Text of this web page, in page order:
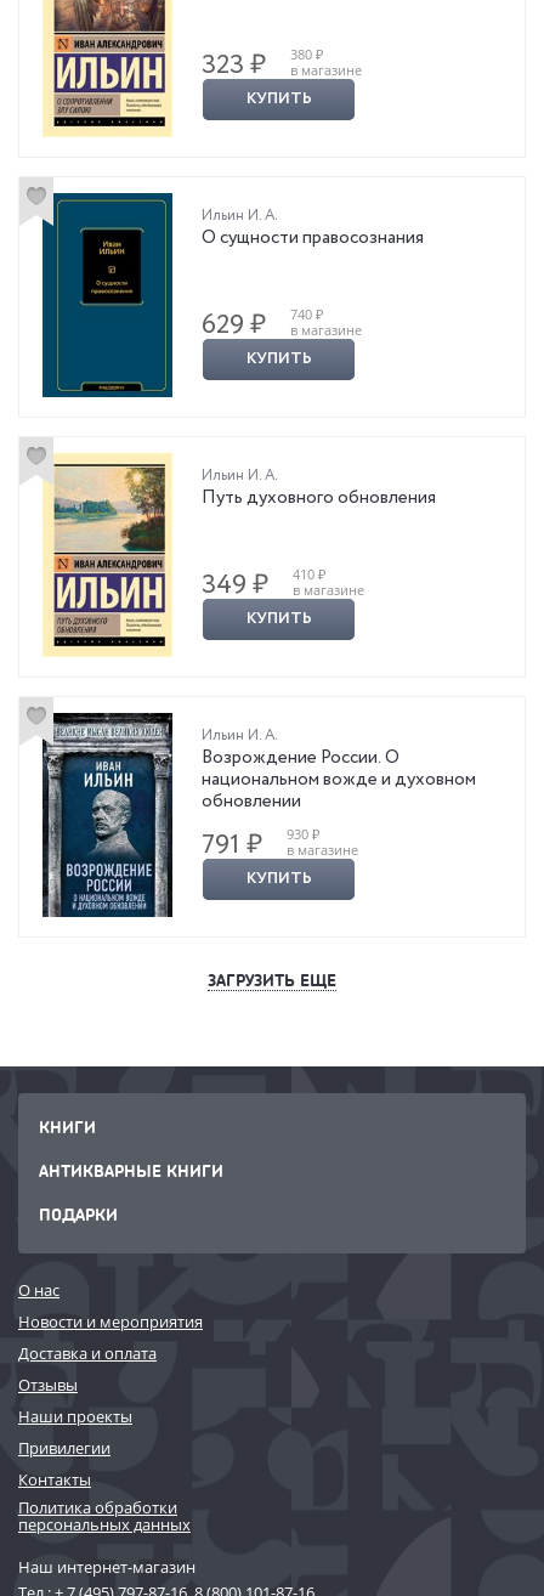
323 ₽
380 ₽
в магазине
КУПИТЬ
Ильин И. А.
О сущности правосознания
629 ₽
740 ₽
в магазине
КУПИТЬ
Ильин И. А.
Путь духовного обновления
349 ₽
410 ₽
в магазине
КУПИТЬ
Ильин И. А.
Возрождение России. О
национальном вожде и духовном
обновлении
791 ₽
930 ₽
в магазине
КУПИТЬ
ЗАГРУЗИТЬ ЕЩЕ
КНИГИ
АНТИКВАРНЫЕ КНИГИ
ПОДАРКИ
О нас
Новости и мероприятия
Доставка и оплата
Отзывы
Наши проекты
Привилегии
Контакты
Политика обработки
персональных данных
Наш интернет-магазин